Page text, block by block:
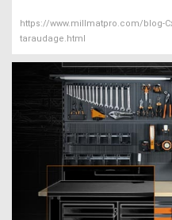
https://www.millmatpro.com/blog-
taraudage.html